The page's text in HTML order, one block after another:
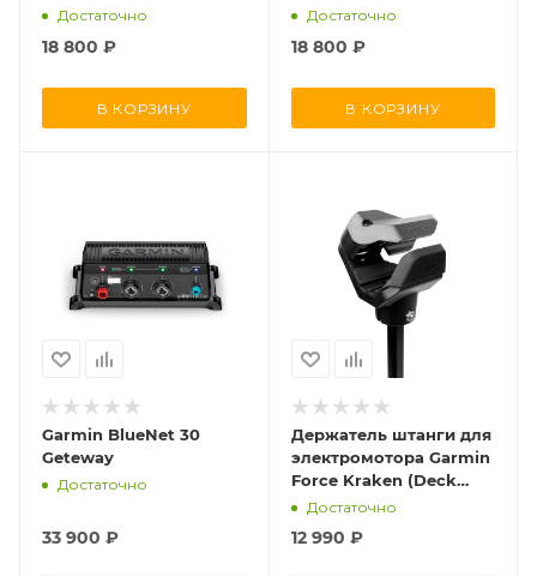
Достаточно
18 800 ₽
В КОРЗИНУ
Достаточно
18 800 ₽
В КОРЗИНУ
Garmin BlueNet 30
Geteway
Достаточно
33 900 ₽
Держатель штанги для
электромотора Garmin
Force Kraken (Deck
Mount Stabilizer Kit)
Достаточно
12 990 ₽